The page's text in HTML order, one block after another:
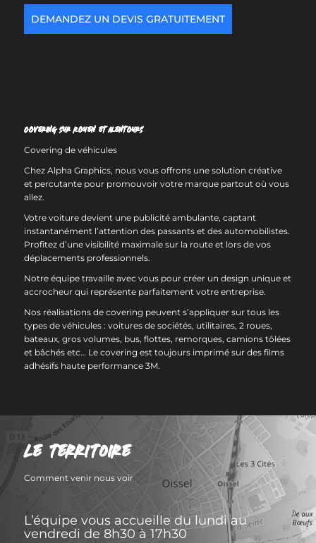
DEMANDEZ UN DEVIS GRATUITEMENT
Covering sur Rouen et alentours
Covering de véhicules
Chez Alpha Graphics, nous vous offrons une solution créative
et percutante pour promouvoir votre marque partout où vous
allez.
Votre voiture devient une publicité ambulante, captant
instantanément l’attention des passants et des automobilistes.
Profitez d’une visibilité maximale sur la route et lors de vos
déplacements professionnels.
Notre équipe travaille avec vous pour créer un design unique et
accrocheur qui représente parfaitement votre entreprise.
Nos réalisations de covering peuvent s’appliquer sur tous les
types de véhicules : voitures de sociétés, utilitaires, 2 roues,
bateaux, gros volumes, bus, flottes, remorques, camions tôlées
et bâchés etc… Le covering est toujours imprimé sur des films
adhésifs haute performance 3M.
LE TERRITOIRE
Comment venir nous voir
L’équipe vous accueille du lundi au
vendredi de 8h30 à 17h30